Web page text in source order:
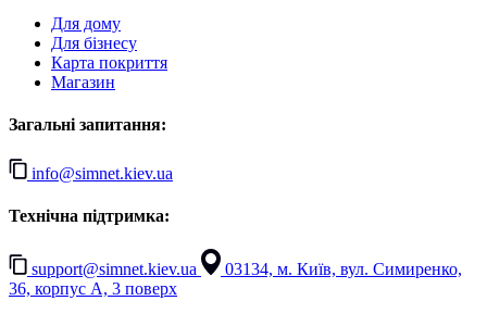
Для дому
Для бізнесу
Карта покриття
Магазин
Загальні запитання:
info@simnet.kiev.ua
Технічна підтримка:
support@simnet.kiev.ua
03134, м. Київ, вул. Симиренко,
36, корпус А, 3 поверх